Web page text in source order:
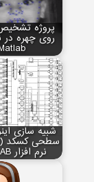
پروژه
روی چهره در
شبیه سازی
نرم افزار MATLAB